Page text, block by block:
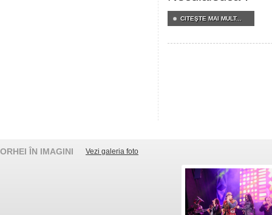
CITEŞTE MAI MULT...
ORHEI ÎN IMAGINI Vezi galeria foto